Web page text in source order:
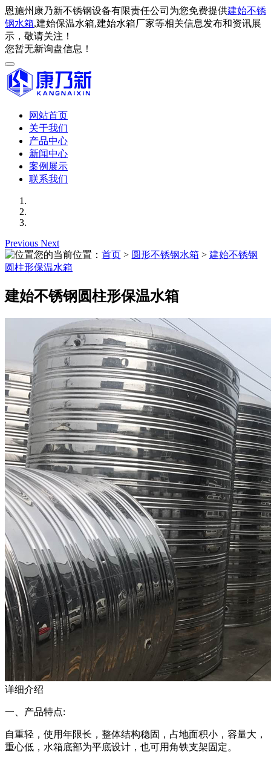
恩施州康乃新不锈钢设备有限责任公司为您免费提供建始不锈
钢水箱,建始保温水箱,建始水箱厂家等相关信息发布和资讯展
示，敬请关注！
您暂无新询盘信息！
网站首页
关于我们
产品中心
新闻中心
案例展示
联系我们
Previous Next
您的当前位置： 首页 > 圆形不锈钢水箱 > 建始不锈钢
圆柱形保温水箱
建始不锈钢圆柱形保温水箱
详细介绍
一、产品特点:
自重轻，使用年限长，整体结构稳固，占地面积小，容量大，
重心低，水箱底部为平底设计，也可用角铁支架固定。